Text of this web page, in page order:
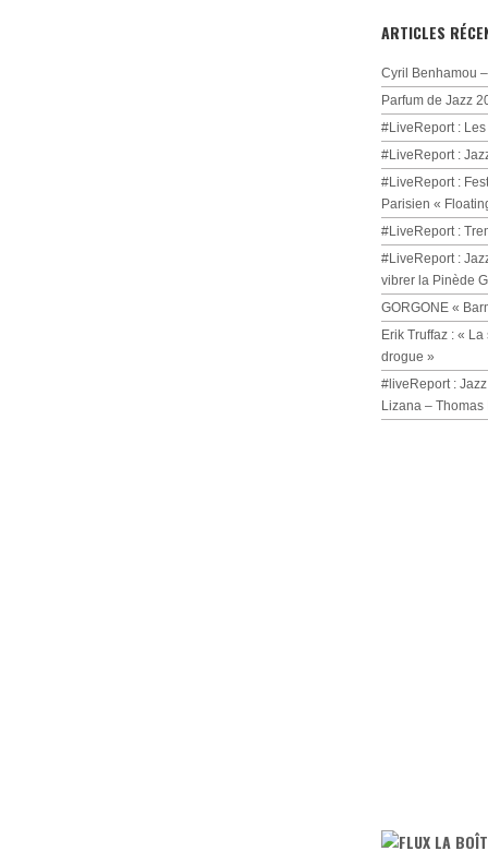
ARTICLES
Cyril Benhamou
Parfum de Jazz
#LiveReport :
#LiveReport :
#LiveReport :
Parisien «
#LiveReport :
#LiveReport :
vibrer la Pinède
GORGONE «
Erik Truffaz : «
drogue »
#liveReport :
Lizana –
LA